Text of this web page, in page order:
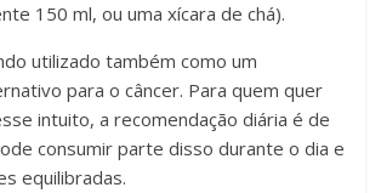
150 ml, ou uma xícara de chá).
utilizado também como um
para o câncer. Para quem quer
intuito, a recomendação diária é de
consumir parte disso durante o dia e
equilibradas.